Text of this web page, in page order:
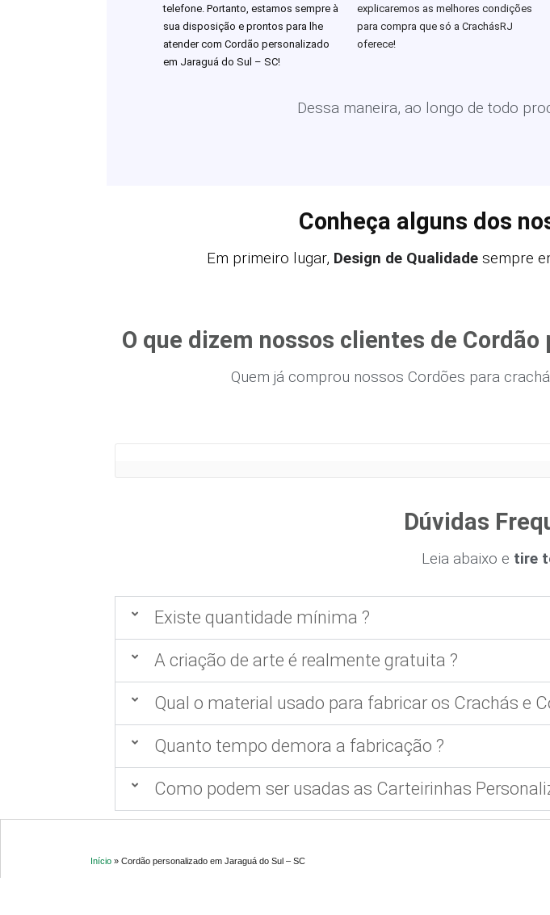
telefone. Portanto, estamos sempre à
sua disposição e prontos para lhe
atender com Cordão personalizado
em Jaraguá do Sul – SC!
explicaremos as melhores condições
para compra que só a CrachásRJ
oferece!
Dessa maneira, ao longo de todo
Conheça alguns dos
Em primeiro lugar, Design de Qualidade sempre
O que dizem nossos clientes de
Quem já comprou nossos Cordões para
Dúvidas
Leia abaixo e tire
Existe quantidade mínima ?
A criação de arte é realmente gratuita ?
Qual o material usado para fabricar os Crachás e
Quanto tempo demora a fabricação ?
Como podem ser usadas as Carteirinhas
Início » Cordão personalizado em Jaraguá do Sul – SC